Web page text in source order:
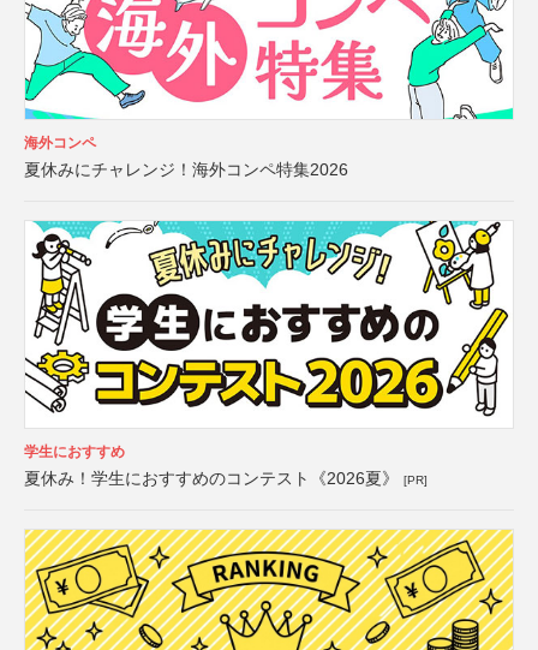
海外コンペ
夏休みにチャレンジ！海外コンペ特集2026
学生におすすめ
夏休み！学生におすすめのコンテスト《2026夏》 [PR]